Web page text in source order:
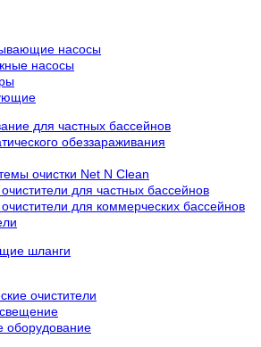
насосы
насосы
для частных бассейнов
обеззараживания
очистки Net N Clean
для частных бассейнов
для коммерческих бассейнов
шланги
очистители
оборудование